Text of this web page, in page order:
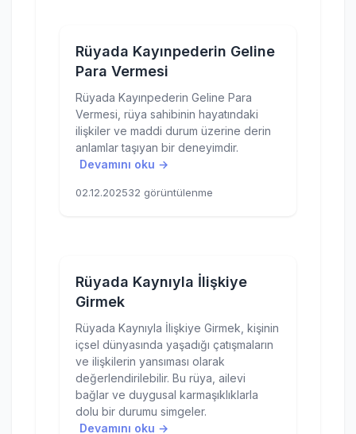
Rüyada Kayınpederin Geline
Para Vermesi
Rüyada Kayınpederin Geline Para
Vermesi, rüya sahibinin hayatındaki
ilişkiler ve maddi durum üzerine derin
anlamlar taşıyan bir deneyimdir.
Devamını oku →
02.12.202532 görüntülenme
Rüyada Kaynıyla İlişkiye
Girmek
Rüyada Kaynıyla İlişkiye Girmek, kişinin
içsel dünyasında yaşadığı çatışmaların
ve ilişkilerin yansıması olarak
değerlendirilebilir. Bu rüya, ailevi
bağlar ve duygusal karmaşıklıklarla
dolu bir durumu simgeler.
Devamını oku →